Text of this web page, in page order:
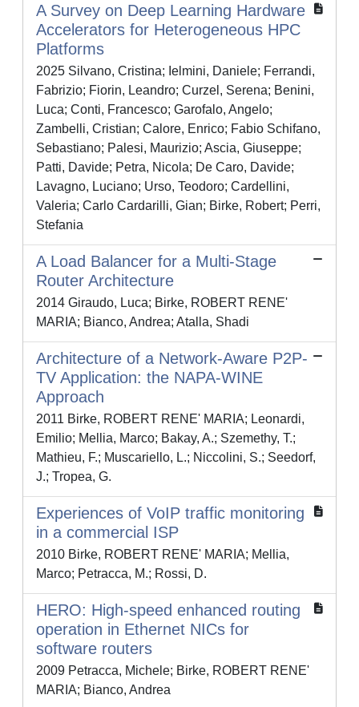
A Survey on Deep Learning Hardware
Accelerators for Heterogeneous HPC
Platforms
2025 Silvano, Cristina; Ielmini, Daniele; Ferrandi,
Fabrizio; Fiorin, Leandro; Curzel, Serena; Benini,
Luca; Conti, Francesco; Garofalo, Angelo;
Zambelli, Cristian; Calore, Enrico; Fabio Schifano,
Sebastiano; Palesi, Maurizio; Ascia, Giuseppe;
Patti, Davide; Petra, Nicola; De Caro, Davide;
Lavagno, Luciano; Urso, Teodoro; Cardellini,
Valeria; Carlo Cardarilli, Gian; Birke, Robert; Perri,
Stefania
A Load Balancer for a Multi-Stage
Router Architecture
2014 Giraudo, Luca; Birke, ROBERT RENE'
MARIA; Bianco, Andrea; Atalla, Shadi
Architecture of a Network-Aware P2P-
TV Application: the NAPA-WINE
Approach
2011 Birke, ROBERT RENE' MARIA; Leonardi,
Emilio; Mellia, Marco; Bakay, A.; Szemethy, T.;
Mathieu, F.; Muscariello, L.; Niccolini, S.; Seedorf,
J.; Tropea, G.
Experiences of VoIP traffic monitoring
in a commercial ISP
2010 Birke, ROBERT RENE' MARIA; Mellia,
Marco; Petracca, M.; Rossi, D.
HERO: High-speed enhanced routing
operation in Ethernet NICs for
software routers
2009 Petracca, Michele; Birke, ROBERT RENE'
MARIA; Bianco, Andrea